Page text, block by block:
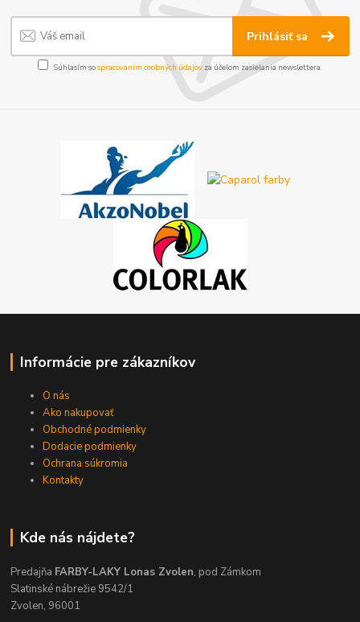
Prihlásiť sa
Súhlasím sospracovaním osobných údajov za účelom zasielania newslettera.
Informácie pre zákazníkov
O nás
Ako nakupovať
Obchodné podmienky
Dodacie podmienky
Ochrana súkromia
Kontakty
Kde nás nájdete?
Predajňa FARBY-LAKY Lonas Zvolen, pod Zámkom
Slatinské nábrežie 9542/1
Zvolen, 96001